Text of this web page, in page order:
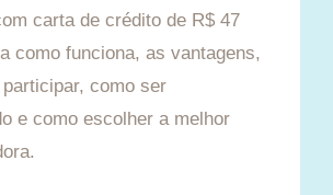
carta de crédito de R$ 47
como funciona, as vantagens,
como ser
e como escolher a melhor